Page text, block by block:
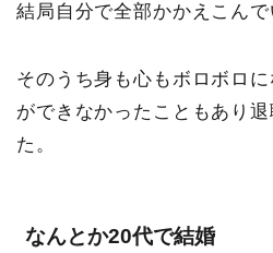
結局自分で全部かかえこん
そのうち身も心もボロボロ
ができなかったこともあり
た。
なんとか20代で結婚